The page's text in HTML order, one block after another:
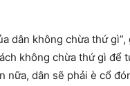
dân không chừa thứ gì”,
không chừa thứ gì để
nữa, dân sẽ phải è cổ